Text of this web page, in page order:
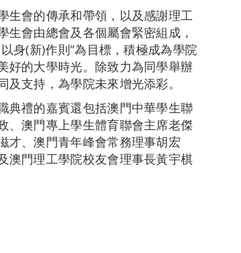
生會的傳承和帶領，以及感謝理工
會由總會及各個屬會緊密組成，
身(新)作則”為目標，積極成為學院
好的大學時光。除致力為同學舉辦
支持，為學院未來增光添彩。
典禮的嘉賓還包括澳門中華學生聯
、澳門專上學生體育聯會主席老傑
才、澳門青年峰會常務理事胡宏
澳門理工學院校友會理事長黃宇棋